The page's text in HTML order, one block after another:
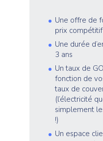
Une offre de
prix compétitif
Une durée
3 ans
Un taux de
fonction de
taux de
(l’électricité
simplement
!)
Un espace